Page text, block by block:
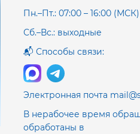
Пн.–Пт.: 07:00 – 16:00 (МСК)
Сб.–Вс.: выходные
📬 Способы связи:
Электронная почта
В нерабочее время
обработаны в